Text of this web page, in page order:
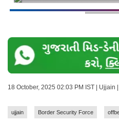
undefined
18 October, 2025 02:03 PM IST |
ujjain Border Security Force